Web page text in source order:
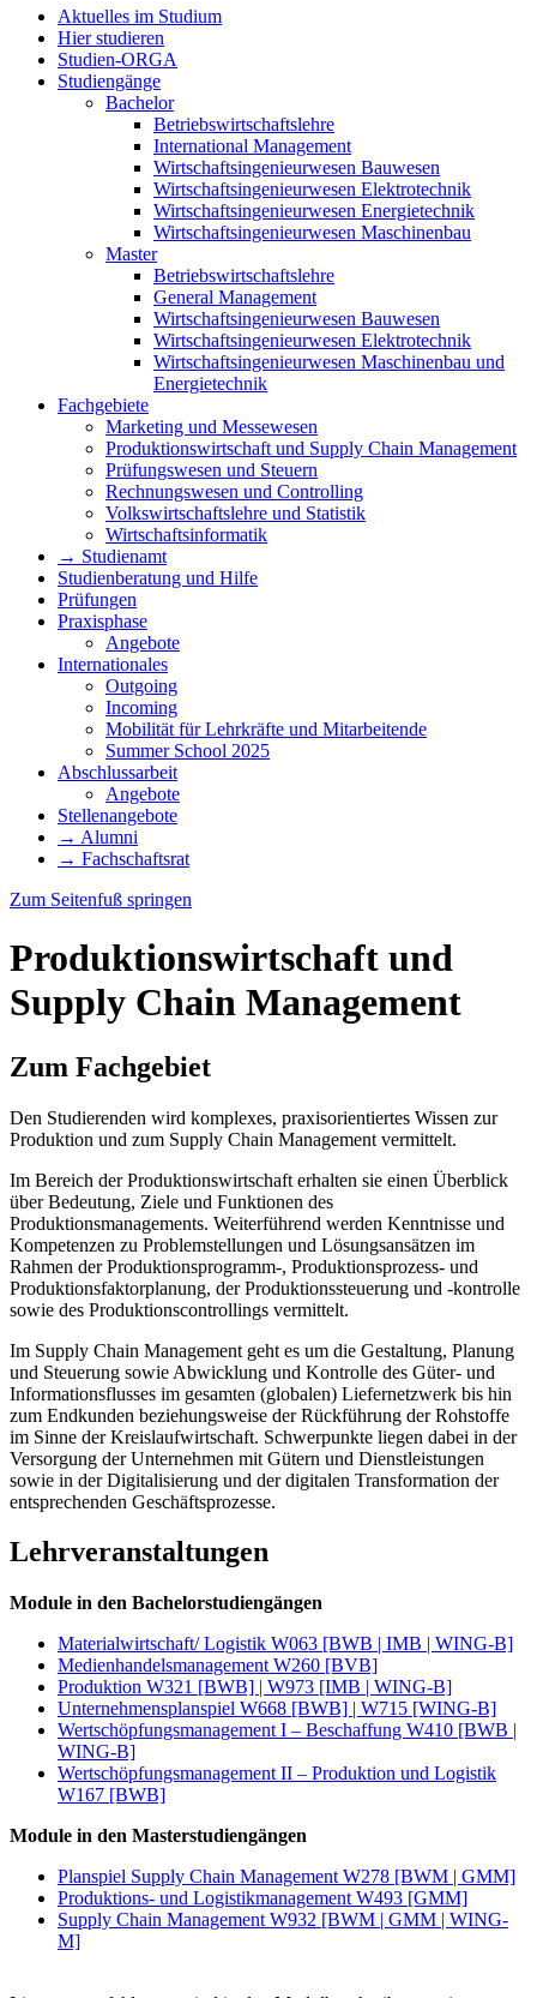
Aktuelles im Studium
Hier studieren
Studien-ORGA
Studiengänge
Bachelor
Betriebswirtschaftslehre
International Management
Wirtschaftsingenieurwesen Bauwesen
Wirtschaftsingenieurwesen Elektrotechnik
Wirtschaftsingenieurwesen Energietechnik
Wirtschaftsingenieurwesen Maschinenbau
Master
Betriebswirtschaftslehre
General Management
Wirtschaftsingenieurwesen Bauwesen
Wirtschaftsingenieurwesen Elektrotechnik
Wirtschaftsingenieurwesen Maschinenbau und
Energietechnik
Fachgebiete
Marketing und Messewesen
Produktionswirtschaft und Supply Chain Management
Prüfungswesen und Steuern
Rechnungswesen und Controlling
Volkswirtschaftslehre und Statistik
Wirtschaftsinformatik
→ Studienamt
Studienberatung und Hilfe
Prüfungen
Praxisphase
Angebote
Internationales
Outgoing
Incoming
Mobilität für Lehrkräfte und Mitarbeitende
Summer School 2025
Abschlussarbeit
Angebote
Stellenangebote
→ Alumni
→ Fachschaftsrat
Zum Seitenfuß springen
Produktionswirtschaft und
Supply Chain Management
Zum Fachgebiet
Den Studierenden wird komplexes, praxisorientiertes Wissen zur
Produktion und zum Supply Chain Management vermittelt.
Im Bereich der Produktionswirtschaft erhalten sie einen Überblick
über Bedeutung, Ziele und Funktionen des
Produktionsmanagements. Weiterführend werden Kenntnisse und
Kompetenzen zu Problemstellungen und Lösungsansätzen im
Rahmen der Produktionsprogramm-, Produktionsprozess- und
Produktionsfaktorplanung, der Produktionssteuerung und -kontrolle
sowie des Produktionscontrollings vermittelt.
Im Supply Chain Management geht es um die Gestaltung, Planung
und Steuerung sowie Abwicklung und Kontrolle des Güter- und
Informationsflusses im gesamten (globalen) Liefernetzwerk bis hin
zum Endkunden beziehungsweise der Rückführung der Rohstoffe
im Sinne der Kreislaufwirtschaft. Schwerpunkte liegen dabei in der
Versorgung der Unternehmen mit Gütern und Dienstleistungen
sowie in der Digitalisierung und der digitalen Transformation der
entsprechenden Geschäftsprozesse.
Lehrveranstaltungen
Module in den Bachelorstudiengängen
Materialwirtschaft/ Logistik W063 [BWB | IMB | WING-B]
Medienhandelsmanagement W260 [BVB]
Produktion W321 [BWB] | W973 [IMB | WING-B]
Unternehmensplanspiel W668 [BWB] | W715 [WING-B]
Wertschöpfungsmanagement I – Beschaffung W410 [BWB |
WING-B]
Wertschöpfungsmanagement II – Produktion und Logistik
W167 [BWB]
Module in den Masterstudiengängen
Planspiel Supply Chain Management W278 [BWM | GMM]
Produktions- und Logistikmanagement W493 [GMM]
Supply Chain Management W932 [BWM | GMM | WING-
M]